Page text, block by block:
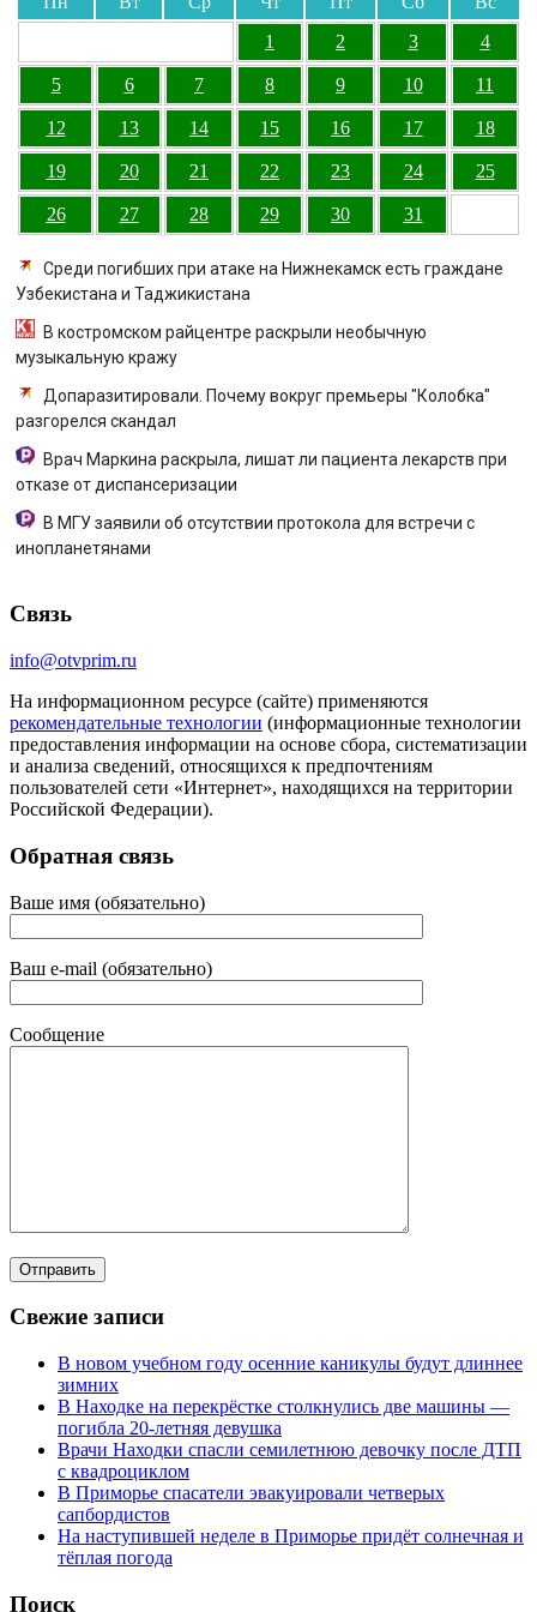
1
2 3 4
5 6 7 8 9 10 11
12 13 14 15 16 17 18
19 20 21 22 23 24 25
26 27 28 29 30 31
Среди погибших при атаке на Нижнекамск есть граждане
Узбекистана и Таджикистана
В костромском райцентре раскрыли необычную
музыкальную кражу
Допаразитировали. Почему вокруг премьеры "Колобка"
разгорелся скандал
Врач Маркина раскрыла, лишат ли пациента лекарств при
отказе от диспансеризации
В МГУ заявили об отсутствии протокола для встречи с
инопланетянами
Связь
info@otvprim.ru
На информационном ресурсе (сайте) применяются
рекомендательные технологии (информационные технологии
предоставления информации на основе сбора, систематизации
и анализа сведений, относящихся к предпочтениям
пользователей сети «Интернет», находящихся на территории
Российской Федерации).
Обратная связь
Ваше имя (обязательно)
Ваш e-mail (обязательно)
Сообщение
Свежие записи
В новом учебном году осенние каникулы будут длиннее
зимних
В Находке на перекрёстке столкнулись две машины —
погибла 20-летняя девушка
Врачи Находки спасли семилетнюю девочку после ДТП
с квадроциклом
В Приморье спасатели эвакуировали четверых
сапбордистов
На наступившей неделе в Приморье придёт солнечная и
тёплая погода
Поиск